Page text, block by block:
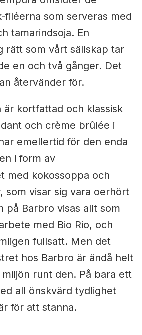
filéerna som serveras med
tamarindsoja. En
rätt som vårt sällskap tar
en och två gånger. Det
återvänder för.
är kortfattad och klassisk
och crème brûlée i
emellertid för den enda
i form av
med kokossoppa och
som visar sig vara oerhört
på Barbro visas allt som
med Bio Rio, och
fullsatt. Men det
hos Barbro är ändå helt
runt den. På bara ett
all önskvärd tydlighet
för att stanna.